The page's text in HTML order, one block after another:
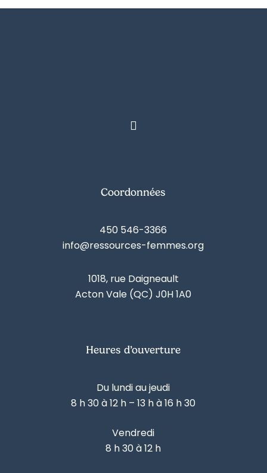
Coordonnées
450 546-3366
info@ressources-femmes.org
1018, rue Daigneault
Acton Vale (QC) J0H 1A0
Heures d’ouverture
Du lundi au jeudi
8 h 30 à 12 h – 13 h à 16 h 30
Vendredi
8 h 30 à 12 h